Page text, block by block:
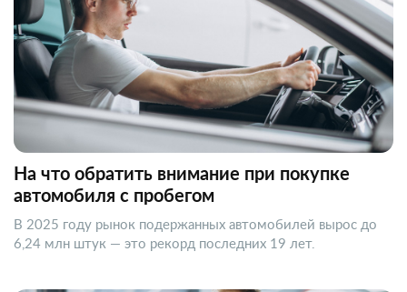
На что обратить внимание при покупке
автомобиля с пробегом
В 2025 году рынок подержанных автомобилей вырос до
6,24 млн штук — это рекорд последних 19 лет.